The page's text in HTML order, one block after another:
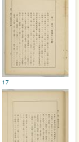
17